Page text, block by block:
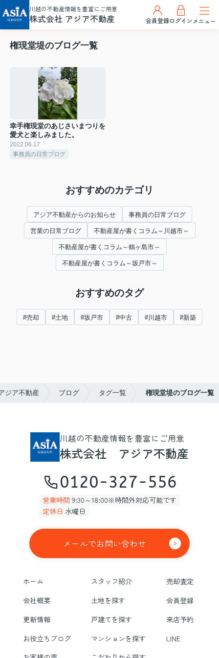
川越の不動産情報を豊富にご用意
株式会社 アジア不動産 会員登録ログインメニュー
権現堂堤のブログ一覧
幸手権現堂のあじさいまつりを
愛犬と楽しみました。
2022.06.17
事務員の日常ブログ
おすすめのカテゴリ
アジア不動産からのお知らせ 事務員の日常ブログ
営業の日常ブログ 不動産屋が書くコラム～川越市～
不動産屋が書くコラム～鶴ヶ島市～
不動産屋が書くコラム～坂戸市～
おすすめのタグ
#売却 #土地 #坂戸市 #中古 #川越市 #新築
ジア不動産 ブログ タグ一覧 権現堂堤のブログ一覧
川越の不動産情報を豊富にご用意
株式会社 アジア不動産
0120-327-556
営業時間 9:30～18:00※時間外対応可能です
定休日 水曜日
メールでお問い合わせ
ホーム スタッフ紹介
売却査定
会社概要
土地を探す
会員登録
更新情報
戸建てを探す
来店予約
お役立ちブログ
マンションを探す
LINE